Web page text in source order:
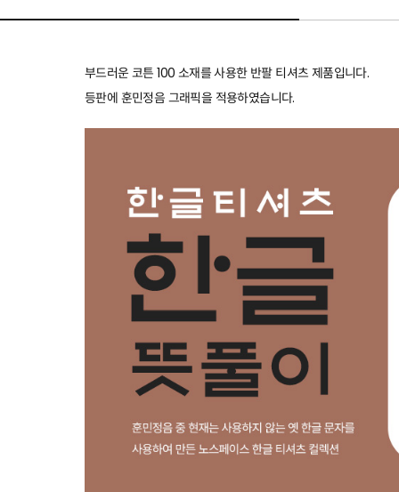
부드러운 코튼 100 소재를 사용한 반팔 티셔츠 제품입니다.
등판에 훈민정음 그래픽을 적용하였습니다.